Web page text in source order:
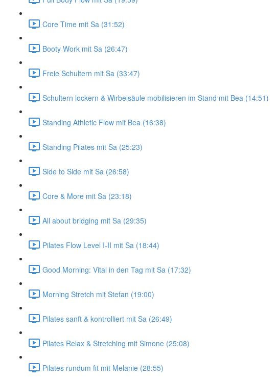
Core Time mit Sa (31:52)
Booty Work mit Sa (26:47)
Freie Schultern mit Sa (33:47)
Schultern lockern & Wirbelsäule mobilisieren im Stand mit Bea (14:51)
Standing Athletic Flow mit Bea (16:38)
Standing Pilates mit Sa (25:23)
Side to Side mit Sa (26:58)
Core & More mit Sa (23:18)
All about bridging mit Sa (29:35)
Pilates Flow Level I-II mit Sa (18:44)
Good Morning: Vital in den Tag mit Sa (17:32)
Morning Stretch mit Stefan (19:00)
Pilates sanft & kontrolliert mit Sa (26:49)
Pilates Relax & Stretching mit Simone (25:08)
Pilates rundum fit mit Melanie (28:55)